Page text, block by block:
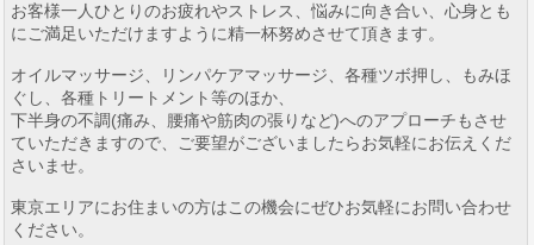
お客様一人ひとりのお疲れやストレス、悩みに向き合い、心身とも
にご満足いただけますように精一杯努めさせて頂きます。
オイルマッサージ、リンパケアマッサージ、各種ツボ押し、もみほ
ぐし、各種トリートメント等のほか、
下半身の不調(痛み、腰痛や筋肉の張りなど)へのアプローチもさせ
ていただきますので、ご要望がございましたらお気軽にお伝えくだ
さいませ。
東京エリアにお住まいの方はこの機会にぜひお気軽にお問い合わせ
ください。